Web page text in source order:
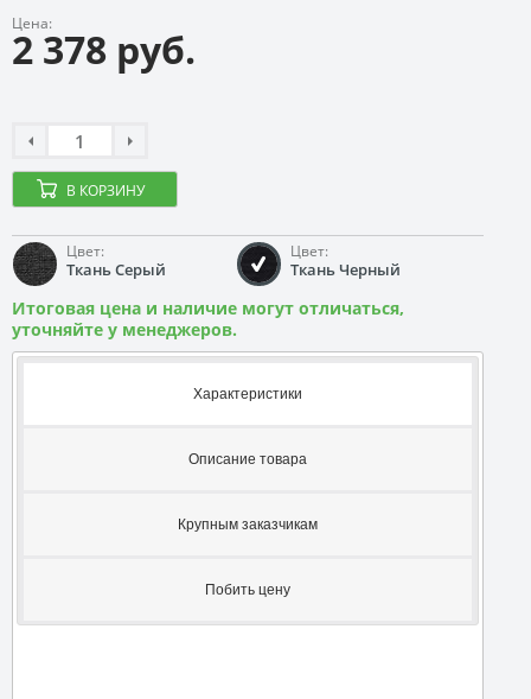
Цена:
2 378 руб.
В КОРЗИНУ
Цвет:
Ткань Серый
Цвет:
Ткань Черный
Итоговая цена и наличие могут отличаться,
уточняйте у менеджеров.
Характеристики
Описание товара
Крупным заказчикам
Побить цену